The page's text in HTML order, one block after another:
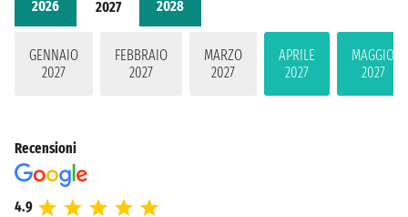
2026 2027 2028
GENNAIO
2027
FEBBRAIO
2027
MARZO
2027
APRILE
2027
MAGGIO
2027
Recensioni
4.9